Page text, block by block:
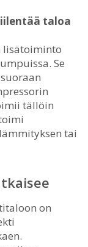
taloa
lisätoiminto
Se
tällöin
tai
on